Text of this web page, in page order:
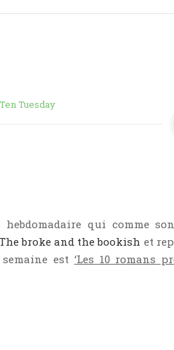
Tuesday
hebdomadaire qui comme
broke and the bookish et
est ‘Les 10 romans